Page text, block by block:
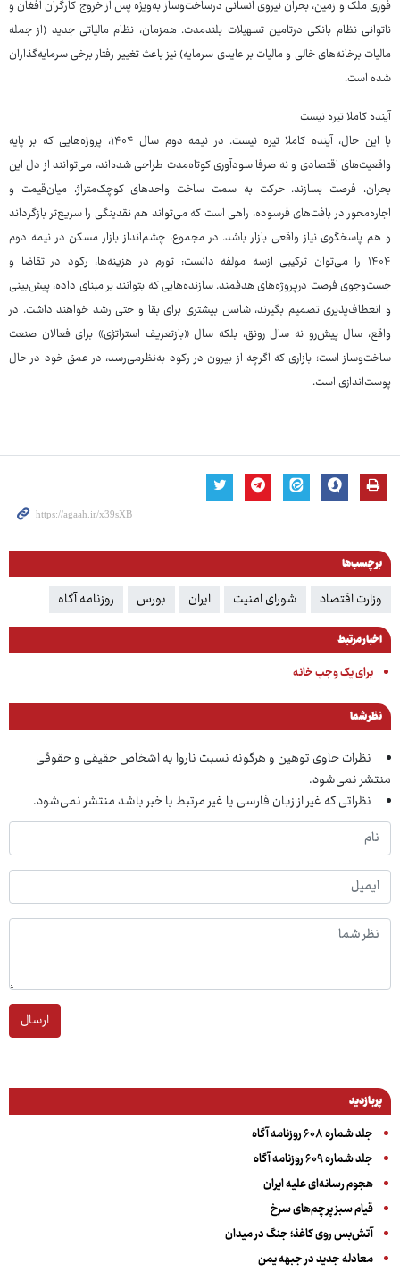
فوری ملک و زمین، بحران نیروی انسانی درساخت‌وساز به‌ویژه پس از خروج کارگران افغان و
ناتوانی نظام بانکی درتامین تسهیلات بلندمدت. همزمان، نظام مالیاتی جدید (از جمله
مالیات برخانه‌های خالی و مالیات بر عایدی سرمایه) نیز باعث تغییر رفتار برخی سرمایه‌گذاران
شده است.
آینده کاملا تیره نیست
با این حال، آینده کاملا تیره نیست. در نیمه دوم سال ۱۴۰۴، پروژه‌هایی که بر پایه
واقعیت‌های اقتصادی و نه صرفا سودآوری کوتاه‌مدت طراحی شده‌اند، می‌توانند از دل این
بحران، فرصت بسازند. حرکت به سمت ساخت واحدهای کوچک‌متراژ، میان‌قیمت و
اجاره‌محور در بافت‌های فرسوده، راهی است که می‌تواند هم نقدینگی را سریع‌تر بازگرداند
و هم پاسخگوی نیاز واقعی بازار باشد. در مجموع، چشم‌انداز بازار مسکن در نیمه دوم
۱۴۰۴ را می‌توان ترکیبی ازسه مولفه دانست: تورم در هزینه‌ها، رکود در تقاضا و
جست‌وجوی فرصت درپروژه‌های هدفمند. سازنده‌هایی که بتوانند بر مبنای داده، پیش‌بینی
و انعطاف‌پذیری تصمیم بگیرند، شانس بیشتری برای بقا و حتی رشد خواهند داشت. در
واقع، سال پیش‌رو نه سال رونق، بلکه سال «بازتعریف استراتژی» برای فعالان صنعت
ساخت‌وساز است؛ بازاری که اگرچه از بیرون در رکود به‌نظرمی‌رسد، در عمق خود در حال
پوست‌اندازی است.
برچسب‌ها
وزارت اقتصاد شورای امنیت ایران بورس روزنامه آگاه
اخبار مرتبط
برای یک وجب خانه
نظر شما
نظرات حاوی توهین و هرگونه نسبت ناروا به اشخاص حقیقی و حقوقی
منتشر نمی‌شود.
نظراتی که غیر از زبان فارسی یا غیر مرتبط با خبر باشد منتشر نمی‌شود.
ارسال
پربازدید
جلد شماره ۶۰۸ روزنامه آگاه
جلد شماره ۶۰۹ روزنامه آگاه
هجوم رسانه‌ای علیه ایران
قیام سبز پرچم‌های سرخ
آتش‌بس روی کاغذ؛ جنگ در میدان
معادله جدید در جبهه یمن